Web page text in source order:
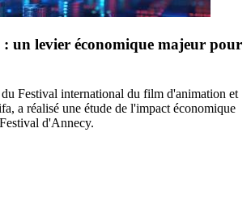
: un levier économique majeur pour
Festival international du film d'animation et
a réalisé une étude de l'impact économique
d'Annecy.